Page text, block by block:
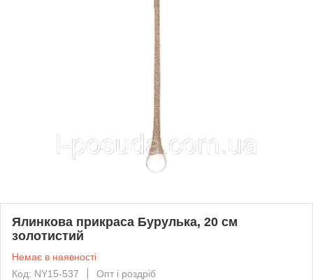
Ялинкова прикраса Бурулька, 20 см
золотистий
Немає в наявності
Код: NY15-537
Опт і роздріб